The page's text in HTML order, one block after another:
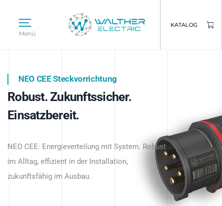
Menü
KATALOG
Intelligente Stromverteilung
beginnt hier.
NEO CEE Steckvorrichtung
Robust. Zukunftssicher.
Einsatzbereit.
NEO CEE: Energieverteilung mit System. Robust
im Alltag, effizient in der Installation,
zukunftsfähig im Ausbau.
Intelligenz trifft Energie.
Anwendungen – robust, IP-geschützt und
zukunftsfähig.